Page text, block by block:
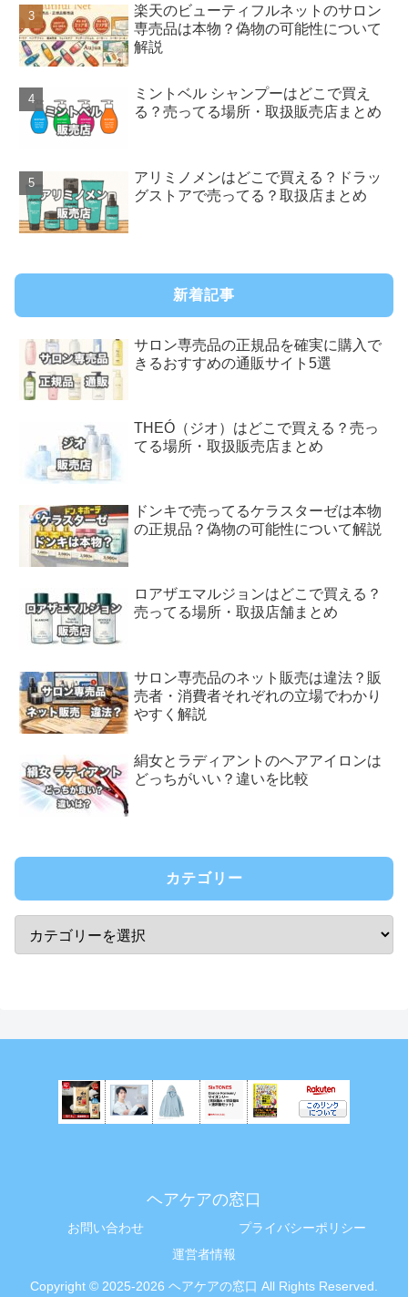
楽天のビューティフルネットのサロン
専売品は本物？偽物の可能性について
解説
ミントベル シャンプーはどこで買え
る？売ってる場所・取扱販売店まとめ
アリミノメンはどこで買える？ドラッ
グストアで売ってる？取扱店まとめ
新着記事
サロン専売品の正規品を確実に購入で
きるおすすめの通販サイト5選
THEÓ（ジオ）はどこで買える？売っ
てる場所・取扱販売店まとめ
ドンキで売ってるケラスターゼは本物
の正規品？偽物の可能性について解説
ロアザエマルジョンはどこで買える？
売ってる場所・取扱店舗まとめ
サロン専売品のネット販売は違法？販
売者・消費者それぞれの立場でわかり
やすく解説
絹女とラディアントのヘアアイロンは
どっちがいい？違いを比較
カテゴリー
ヘアケアの窓口
お問い合わせ
プライバシーポリシー
運営者情報
Copyright © 2025-2026 ヘアケアの窓口 All Rights Reserved.